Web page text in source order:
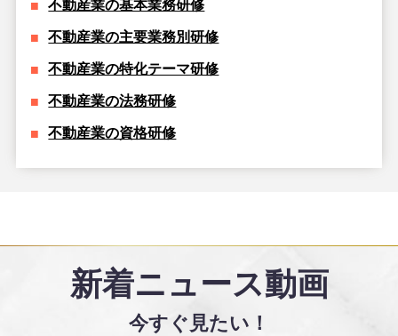
不動産業の基本業務研修
不動産業の主要業務別研修
不動産業の特化テーマ研修
不動産業の法務研修
不動産業の資格研修
新着ニュース動画
今すぐ見たい！